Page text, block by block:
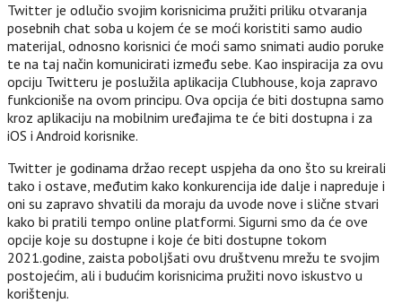
Twitter je odlučio svojim korisnicima pružiti priliku otvaranja
posebnih chat soba u kojem će se moći koristiti samo audio
materijal, odnosno korisnici će moći samo snimati audio poruke
te na taj način komunicirati između sebe. Kao inspiracija za ovu
opciju Twitteru je poslužila aplikacija Clubhouse, koja zapravo
funkcioniše na ovom principu. Ova opcija će biti dostupna samo
kroz aplikaciju na mobilnim uređajima te će biti dostupna i za
iOS i Android korisnike.
Twitter je godinama držao recept uspjeha da ono što su kreirali
tako i ostave, međutim kako konkurencija ide dalje i napreduje i
oni su zapravo shvatili da moraju da uvode nove i slične stvari
kako bi pratili tempo online platformi. Sigurni smo da će ove
opcije koje su dostupne i koje će biti dostupne tokom
2021.godine, zaista poboljšati ovu društvenu mrežu te svojim
postojećim, ali i budućim korisnicima pružiti novo iskustvo u
korištenju.